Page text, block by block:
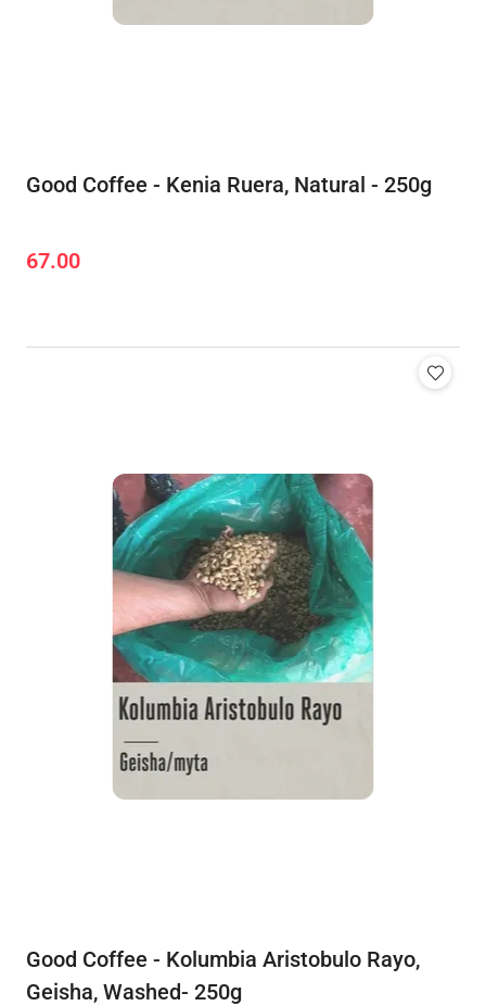
Good Coffee - Kenia Ruera, Natural - 250g
Cena:
67.00
Good Coffee - Kolumbia Aristobulo Rayo,
Geisha, Washed- 250g